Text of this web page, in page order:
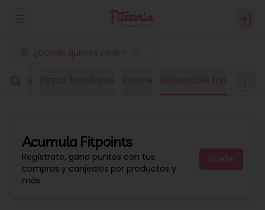
Abrir menu de navegación Login
¿Dónde quieres pedir?
Pizzas familiares Postre Bebestible frio
Acumula Fitpoints
Regístrate, gana puntos con tus
compras y canjealos por productos y
más
Únete